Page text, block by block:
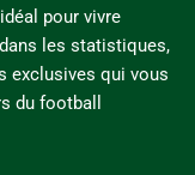
pour vivre
les statistiques,
exclusives qui vous
du football